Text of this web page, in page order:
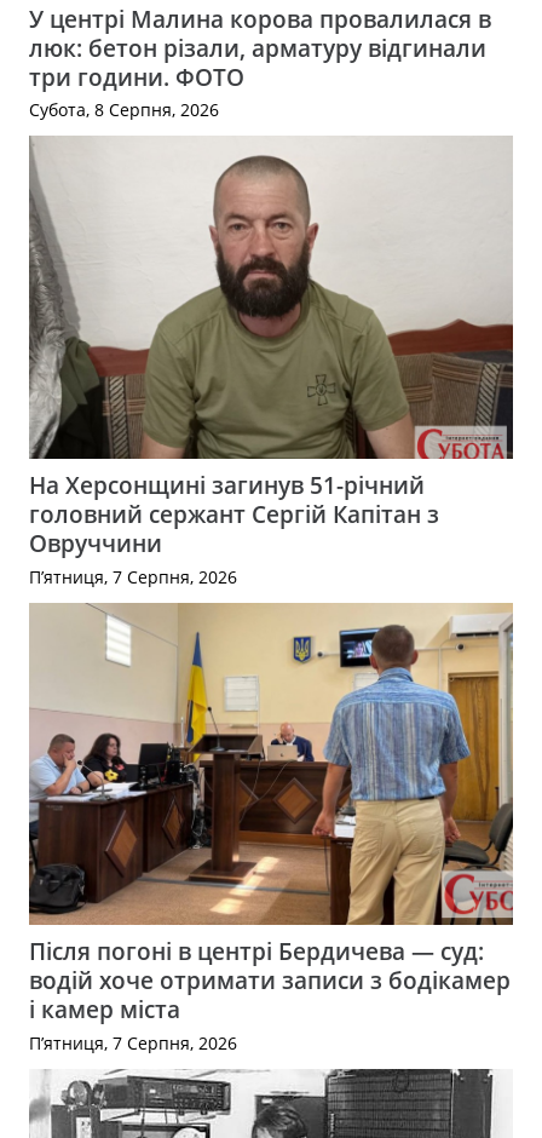
У центрі Малина корова провалилася в
люк: бетон різали, арматуру відгинали
три години. ФОТО
Субота, 8 Серпня, 2026
На Херсонщині загинув 51-річний
головний сержант Сергій Капітан з
Овруччини
П’ятниця, 7 Серпня, 2026
Після погоні в центрі Бердичева — суд:
водій хоче отримати записи з бодікамер
і камер міста
П’ятниця, 7 Серпня, 2026